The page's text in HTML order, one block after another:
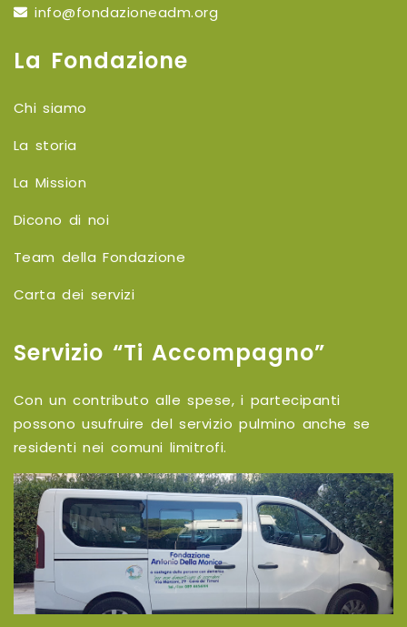
info@fondazioneadm.org
La Fondazione
Chi siamo
La storia
La Mission
Dicono di noi
Team della Fondazione
Carta dei servizi
Servizio “Ti Accompagno”
Con un contributo alle spese, i partecipanti
possono usufruire del servizio pulmino anche se
residenti nei comuni limitrofi.